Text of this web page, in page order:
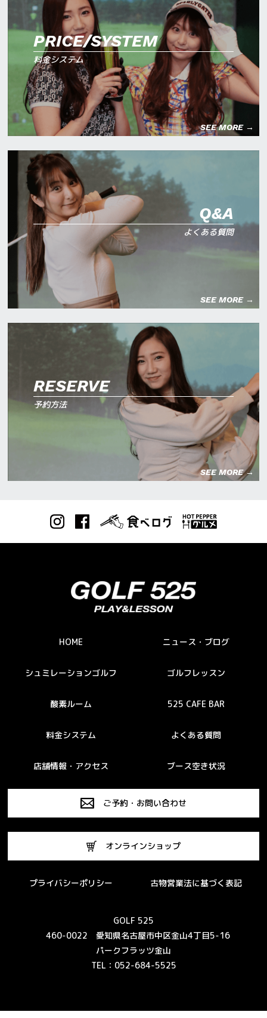
PRICE/SYSTEM
料金システム
SEE MORE →
Q&A
よくある質問
SEE MORE →
RESERVE
予約方法
SEE MORE →
HOME ニュース・ブログ
シュミレーションゴルフ ゴルフレッスン
酸素ルーム 525 CAFE BAR
料金システム よくある質問
店舗情報・アクセス ブース空き状況
ご予約・お問い合わせ
オンラインショップ
プライバシーポリシー 古物営業法に基づく表記
GOLF 525
460-0022 愛知県名古屋市中区金山4丁目5-16
パークフラッツ金山
TEL：052-684-5525